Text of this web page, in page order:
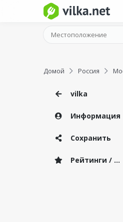
Домой Россия
vilka
Информация
Сохранить
Рейтинги / Отзывы